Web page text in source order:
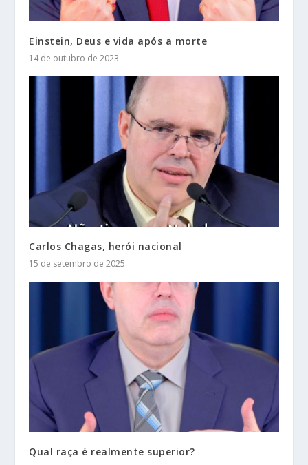
Einstein, Deus e vida após a morte
14 de outubro de 2023
Carlos Chagas, herói nacional
15 de setembro de 2025
Qual raça é realmente superior?